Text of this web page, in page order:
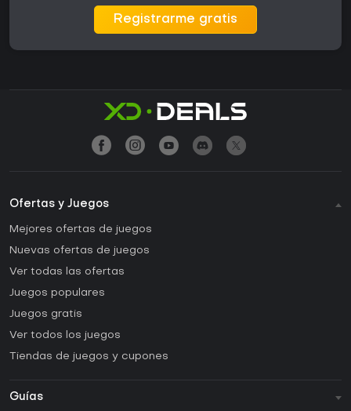
Registrarme gratis
Ofertas y Juegos
Mejores ofertas de juegos
Nuevas ofertas de juegos
Ver todas las ofertas
Juegos populares
Juegos gratis
Ver todos los juegos
Tiendas de juegos y cupones
Guías